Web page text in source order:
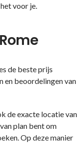
voor je.
de beste prijs
en beoordelingen van
de exacte locatie van
plan bent om
Op deze manier